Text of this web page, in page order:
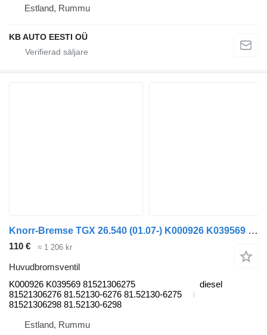
Estland, Rummu
KB AUTO EESTI OÜ
Knorr-Bremse TGX 26.540 (01.07-) K000926 K039569 huvudbromsventil till MAN TGL, TGM, TGS, TGX (2005-2021) lastbil
110 € ≈ 1 206 kr
Huvudbromsventil
K000926 K039569 81521306275
81521306276 81.52130-6276 81.52130-6275
81521306298 81.52130-6298
diesel
Estland, Rummu